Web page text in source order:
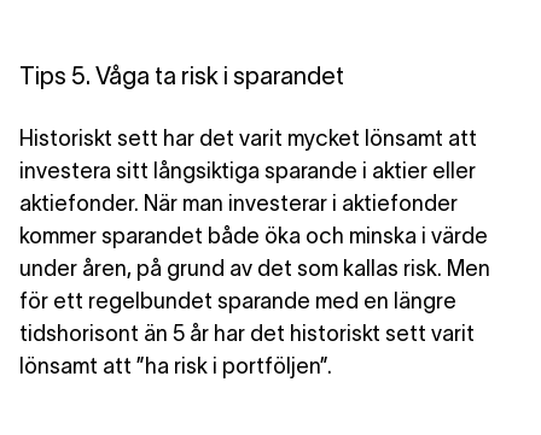
Tips 5. Våga ta risk i sparandet
Historiskt sett har det varit mycket lönsamt att
investera sitt långsiktiga sparande i aktier eller
aktiefonder. När man investerar i aktiefonder
kommer sparandet både öka och minska i värde
under åren, på grund av det som kallas risk. Men
för ett regelbundet sparande med en längre
tidshorisont än 5 år har det historiskt sett varit
lönsamt att ”ha risk i portföljen”.